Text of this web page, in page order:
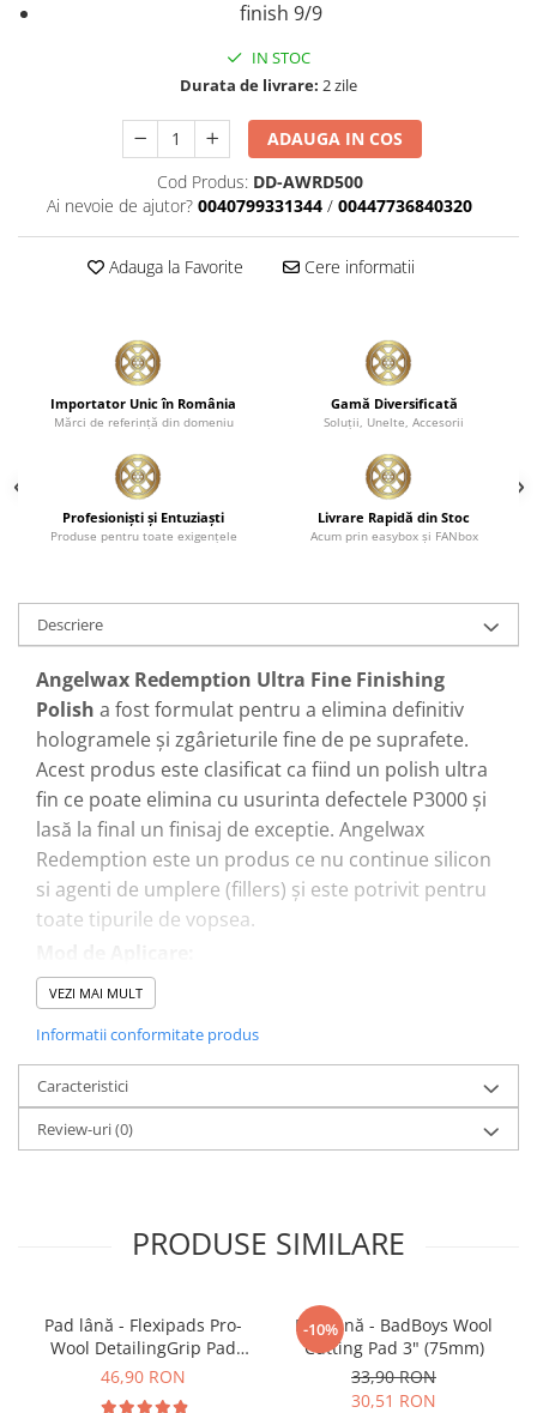
Plastice
Tratamente şi Întreţinere
Odorizante
Accesorii
Recondiţionare Piele
Mănuşi Spălare
Prosoape Uscare
Lavete Microfibră
Aplicatoare Microfibră
Accesorii Detailing Auto
Pulverizatoare
Mănuşi Nitril / Diverse
Kit-uri Detailing
Seria PRO (5L & 25L)
Exterior
Interior
Jante şi Anvelope
Compartiment Motor
Paint Protection Film (PPF)
Oferte Speciale
Detailing Outlet
finish 9/9
IN STOC
Durata de livrare: 2 zile
ADAUGA IN COS
Cod Produs: DD-AWRD500
Ai nevoie de ajutor? 0040799331344 / 00447736840320
Adauga la Favorite Cere informatii
Importator Unic în România
Mărci de referinţă din domeniu
Gamă Diversificată
Soluţii, Unelte, Accesorii
Profesionişti şi Entuziaşti
Produse pentru toate exigenţele
Livrare Rapidă din Stoc
Acum prin easybox şi FANbox
Descriere
Angelwax Redemption Ultra Fine Finishing
Polish a fost formulat pentru a elimina definitiv
hologramele şi zgârieturile fine de pe suprafete.
Acest produs este clasificat ca fiind un polish ultra
fin ce poate elimina cu usurinta defectele P3000 şi
lasă la final un finisaj de exceptie. Angelwax
Redemption este un produs ce nu continue silicon
si agenti de umplere (fillers) şi este potrivit pentru
toate tipurile de vopsea.
-Agitati bine recipientul înainte de utilizare.
-Pentru a va asigura ca nu exista nici o
incompatibilitate cu finisajul existent pe suprafața
respectiva testați într-o zonă mai putin vizibilă.
-La final, îndepărtaţi orice reziduuri de produs
existente pe suprafeţe cu o lavetă din microfibră
moale, curată si uscată.
VEZI MAI MULT
Informatii conformitate produs
Caracteristici
Review-uri(0)
PRODUSE SIMILARE
Pad lână - Flexipads Pro-
Wool DetailingGrip Pad
135mm
46,90 RON
-10%
Pad lână - BadBoys Wool
Cutting Pad 3" (75mm)
33,90 RON
30,51 RON